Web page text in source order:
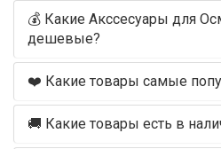
💰 Какие Акссесуары для
дешевые?
❤️ Какие товары самые
🚚 Какие товары есть в